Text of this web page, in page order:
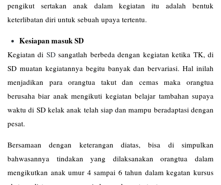
pengikut sertakan anak dalam kegiatan itu adalah bentuk
keterlibatan diri untuk sebuah upaya tertentu.
Kesiapan masuk SD
Kegiatan di SDsangatlah berbeda dengan kegiatan ketika TK, di
SD muatan kegiatannya begitu banyak dan bervariasi. Hal inilah
menjadikan para orangtua takut dan cemas maka orangtua
berusaha biar anak mengikuti kegiatan belajar tambahan supaya
waktu di SD kelak anak telah siap dan mampu beradaptasi dengan
pesat.
Bersamaan dengan keterangan diatas, bisa di simpulkan
bahwasannya tindakan yang dilaksanakan orangtua dalam
mengikutkan anak umur 4 sampai 6 tahun dalam kegatan kursus